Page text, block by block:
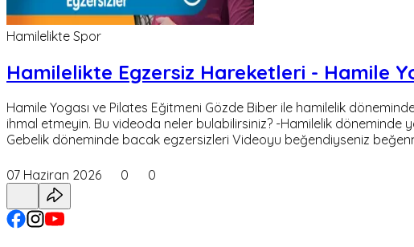
Hamilelikte Spor
Hamilelikte Egzersiz Hareketleri - Hamile
Hamile Yogası ve Pilates Eğitmeni Gözde Biber ile hamilelik
ihmal etmeyin. Bu videoda neler bulabilirsiniz? -Hamilelik döneminde
Gebelik döneminde bacak egzersizleri Videoyu beğendiyseniz
07 Haziran 2026 0 0